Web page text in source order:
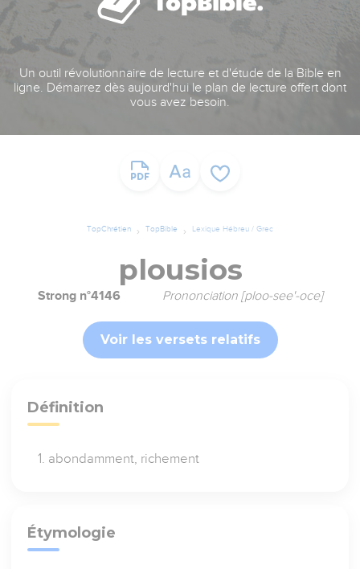
Un outil révolutionnaire de lecture et d'étude de la Bible en
ligne. Démarrez dès aujourd'hui le plan de lecture offert dont
vous avez besoin.
TopChrétien TopBible Lexique Hébreu / Grec
plousios
Strong n°4146 Prononciation [ploo-see'-oce]
Voir les versets relatifs
Définition
abondamment, richement
Étymologie